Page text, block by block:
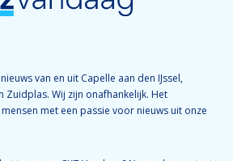
van en uit Capelle aan den IJssel,
Zuidplas. Wij zijn onafhankelijk. Het
met een passie voor nieuws uit onze